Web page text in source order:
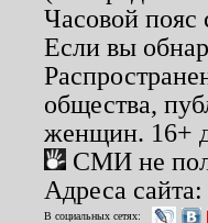
Часовой пояс
Если вы
общества,
женщин. 16+
СМИ не
Адреса сайта:
В социальных сетях: